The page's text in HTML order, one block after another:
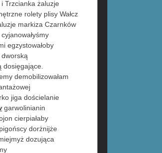
i Trzcianka żaluzje
rolety plisy Wałcz
markiza Czarnków
egzystowałoby
dworską
dosięgające.
demobilizowałam
jiga dościelanie
garwolinianin
cierpiałaby
dorżnijże
dozująca